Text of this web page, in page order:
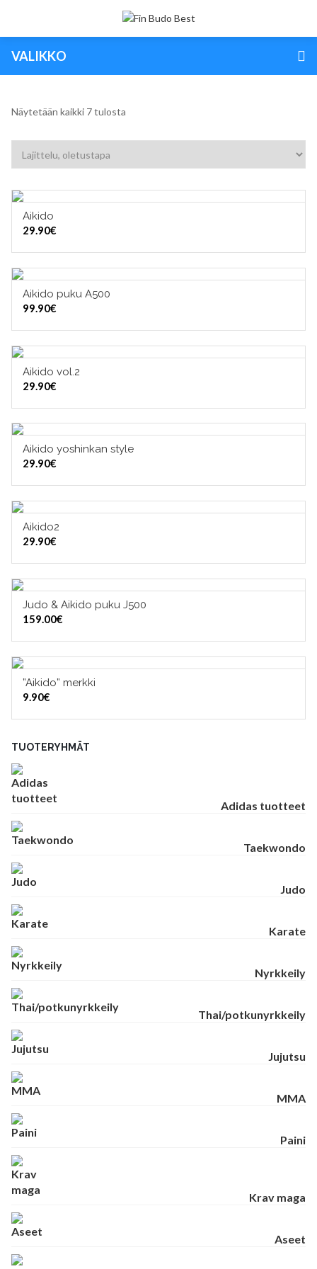
VALIKKO
Näytetään kaikki 7 tulosta
Aikido
29.90€
Aikido puku A500
99.90€
Aikido vol.2
29.90€
LISÄÄ OSTOSKORIIN
Aikido yoshinkan style
29.90€
Aikido2
29.90€
VALITSE VAIHTOEHDOISTA
Judo & Aikido puku J500
159.00€
”Aikido” merkki
9.90€
TUOTERYHMÄT
Adidas tuotteet
Taekwondo
Judo
Karate
Nyrkkeily
Thai/potkunyrkkeily
Jujutsu
MMA
Paini
Krav maga
Aseet